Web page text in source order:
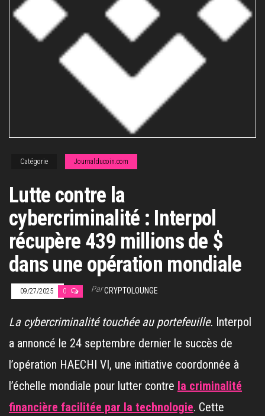
Catégorie Journalducoin.com
Lutte contre la
cybercriminalité : Interpol
récupère 439 millions de $
dans une opération mondiale
09/27/2025 0 ParCRYPTOLOUNGE
La cybercriminalité touchée au portefeuille. Interpol
a annoncé le 24 septembre dernier le succès de
l’opération HAECHI VI, une initiative coordonnée à
l’échelle mondiale pour lutter contre la criminalité
financière facilitée par la technologie. Cette